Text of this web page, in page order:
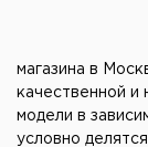
магазина в
качественной и
модели в
условно